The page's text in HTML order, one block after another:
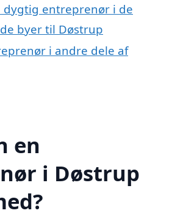
dygtig entreprenør i de
byer til Døstrup
i andre dele af
en
i Døstrup